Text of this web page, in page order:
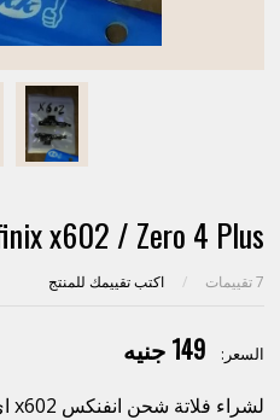
x602 / Zero 4 Plus
7 تقييمات / اكتب تقييمك للمنتج
السعر: 149 جنيه